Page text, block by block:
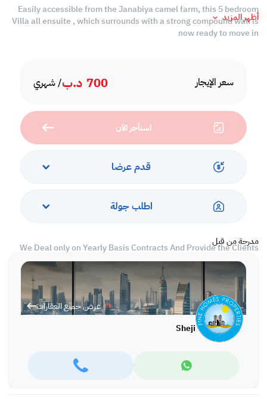
سعر الإيجار 700 د.ب/ شهري
استأجر الآن
قدم عرضا
اطلب جولة
مدرجة من قبل
عرض جميع العقارات
Sheji
Easily accessible from the Janabiya camel farm, this 5 bedroom
Villa all ensuite , which surrounds with a strong compound wall is
now ready to move in
With 24 maintenance and security, is also feature bedrooms also
Closed kitchen with all quality equipments and ample closet
spaces
This Central air-conditioned villa also provides a spacious car
parking facility and Housemaid’s room.
Rent BD 700/- per month exclusive
We Deal only on Yearly Basis Contracts And Provide the Clients
with a Highly Professional Work.
We have a good collection of residential and commercial
properties all over in Bahrain which suits the budgets and interest
of our clients whether they be, executives, company staffs, navy
personnel, families
Viewings only through prior appointments
call / WhatsApp us now +973 36004415
أظهر المزيد